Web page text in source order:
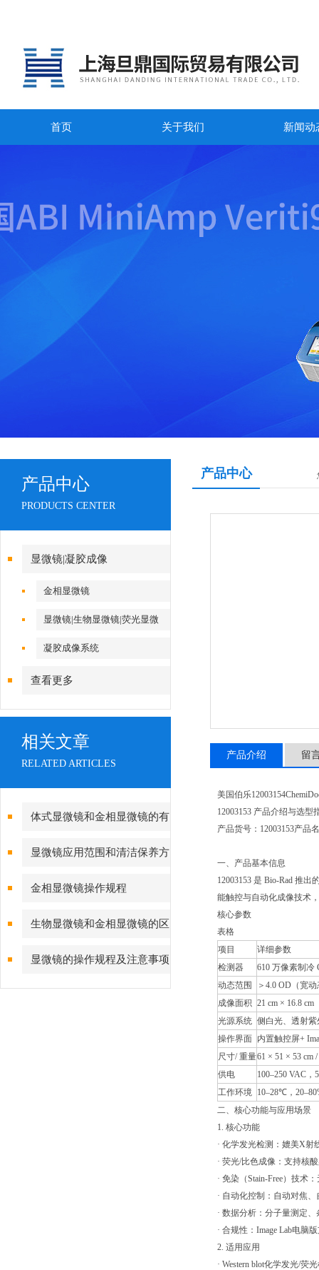
首页 关于我们 新闻动
产品中心
PRODUCTS CENTER
显微镜|凝胶成像
金相显微镜
显微镜|生物显微镜|荧光显微
镜|倒置显微镜
凝胶成像系统
查看更多
相关文章
RELATED ARTICLES
体式显微镜和金相显微镜的有
哪些不同点
显微镜应用范围和清洁保养方
金相显微镜操作规程
生物显微镜和金相显微镜的区
别？
显微镜的操作规程及注意事项
产品中心
产品介绍 留
美国伯乐
12003153 产品介绍与选型
产品货号：12003153产品
一、产品基本信息
12003153 是 Bio-Rad 推
能触控与自动化成像技术
核心参数
表格
项目
详细参数
检测器
610 万像素制冷
动态范围
＞4.0 OD（宽
成像面积 21 cm × 16.8 cm
光源系统 侧白光、透射紫
操作界面 内置触控屏+
尺寸/ 重量61 × 51 × 53 cm
供电
100–250 VAC，
工作环境 10–28℃，
二、核心功能与应用场景
1. 核心功能
· 化学发光检测：媲美X
· 荧光/比色成像：支持核
· 免染（Stain-Free）技术
· 自动化控制：自动对焦
· 数据分析：分子量测定
· 合规性：Image Lab电脑
2. 适用应用
· Western blot化学发光/荧